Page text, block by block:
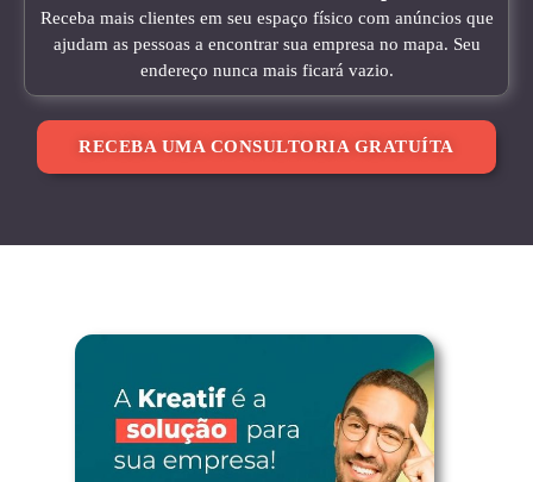
Receba mais clientes em seu espaço físico com anúncios que
ajudam as pessoas a encontrar sua empresa no mapa. Seu
endereço nunca mais ficará vazio.
RECEBA UMA CONSULTORIA GRATUÍTA